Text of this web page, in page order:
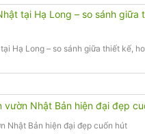
Hạ Long – so sánh giữa thiết kế,
Nhật Bản hiện đại đẹp cuốn hút